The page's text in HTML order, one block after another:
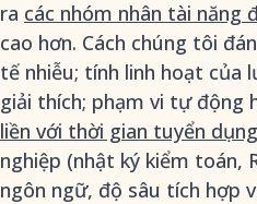
ra các nhóm nhân tài năng
cao hơn. Cách chúng tôi
tế nhiễu; tính linh hoạt của
giải thích; phạm vi tự động
liền với thời gian tuyển
nghiệp (nhật ký kiểm toán,
ngôn ngữ, độ sâu tích hợp